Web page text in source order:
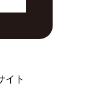
イト